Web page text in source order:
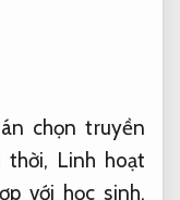
chọn truyền
thời, Linh hoạt
với học sinh,